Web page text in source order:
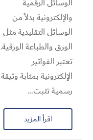
والإلكترونية بدلاً من
الوسائل التقليدية مثل
الورق والطباعة الورقية.
تعتبر الفواتير
الإلكترونية بمثابة وثيقة
رسمية تثبت...
اقرأ المزيد